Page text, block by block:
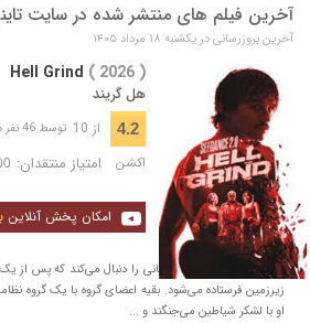
آخرین فیلم های منتشر شده در سایت
آخرین بروزرسانی در يكشنبه ۱۸ مرداد ۱۴۰۵
Hell Grind ( 2026 )
هل گریند
4.2 از 10 توسط 46 نفر در
اکشن امتیاز منتقدان:
امکان پخش آنلاین
فیلم داستان چهار دزد خیابانی را دنبال می‌کند که پس از
زیرزمین فرستاده می‌شود. بقیه اعضای گروه با یک گروه
او با لشکر شیاطین می‌جنگند و ...